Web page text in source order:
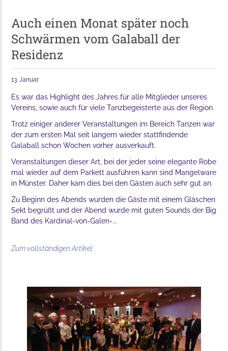
Auch einen Monat später noch
Schwärmen vom Galaball der
Residenz
13. Januar
Es war das Highlight des Jahres für alle Mitglieder unseres
Vereins, sowie auch für viele Tanzbegeisterte aus der Region.
Trotz einiger anderer Veranstaltungen im Bereich Tanzen war
der zum ersten Mal seit langem wieder stattfindende
Galaball schon Wochen vorher ausverkauft.
Veranstaltungen dieser Art, bei der jeder seine elegante Robe
mal wieder auf dem Parkett ausführen kann sind Mangelware
in Münster. Daher kam dies bei den Gästen auch sehr gut an.
Zu Beginn des Abends wurden die Gäste mit einem Gläschen
Sekt begrüßt und der Abend wurde mit guten Sounds der Big
Band des Kardinal-von-Galen-...
Zum vollständigen Artikel